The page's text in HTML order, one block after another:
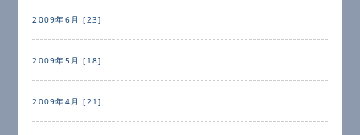
2009年6月 [23]
2009年5月 [18]
2009年4月 [21]